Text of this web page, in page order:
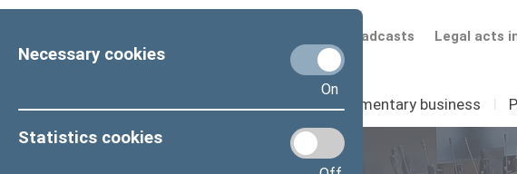
Necessary cookies
On
Statistics cookies
Legal acts
Scheduled broadcasts
Seimas I Parliamentary business I